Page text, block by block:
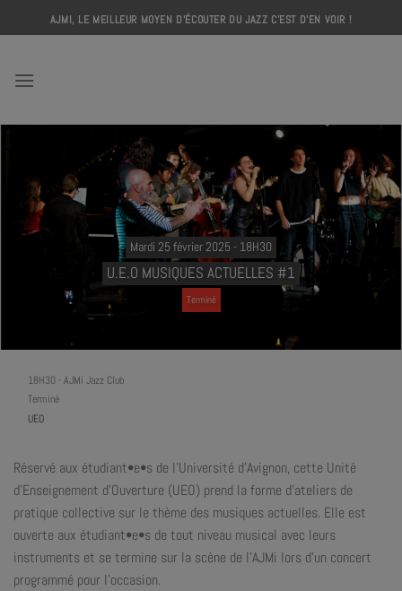
to
AJMI, LE MEILLEUR MOYEN D'ÉCOUTER DU JAZZ C'EST D'EN VOIR !
Mardi 25 février 2025 - 18H30
U.E.O MUSIQUES ACTUELLES #1
Terminé
18H30 - AJMi Jazz Club
Terminé
UEO
Réservé aux étudiant•e•s de l’Université d’Avignon, cette Unité
d’Enseignement d’Ouverture (UEO) prend la forme d’ateliers de
pratique collective sur le thème des musiques actuelles. Elle est
ouverte aux étudiant•e•s de tout niveau musical avec leurs
instruments et se termine sur la scène de l’AJMi lors d’un concert
programmé pour l’occasion.